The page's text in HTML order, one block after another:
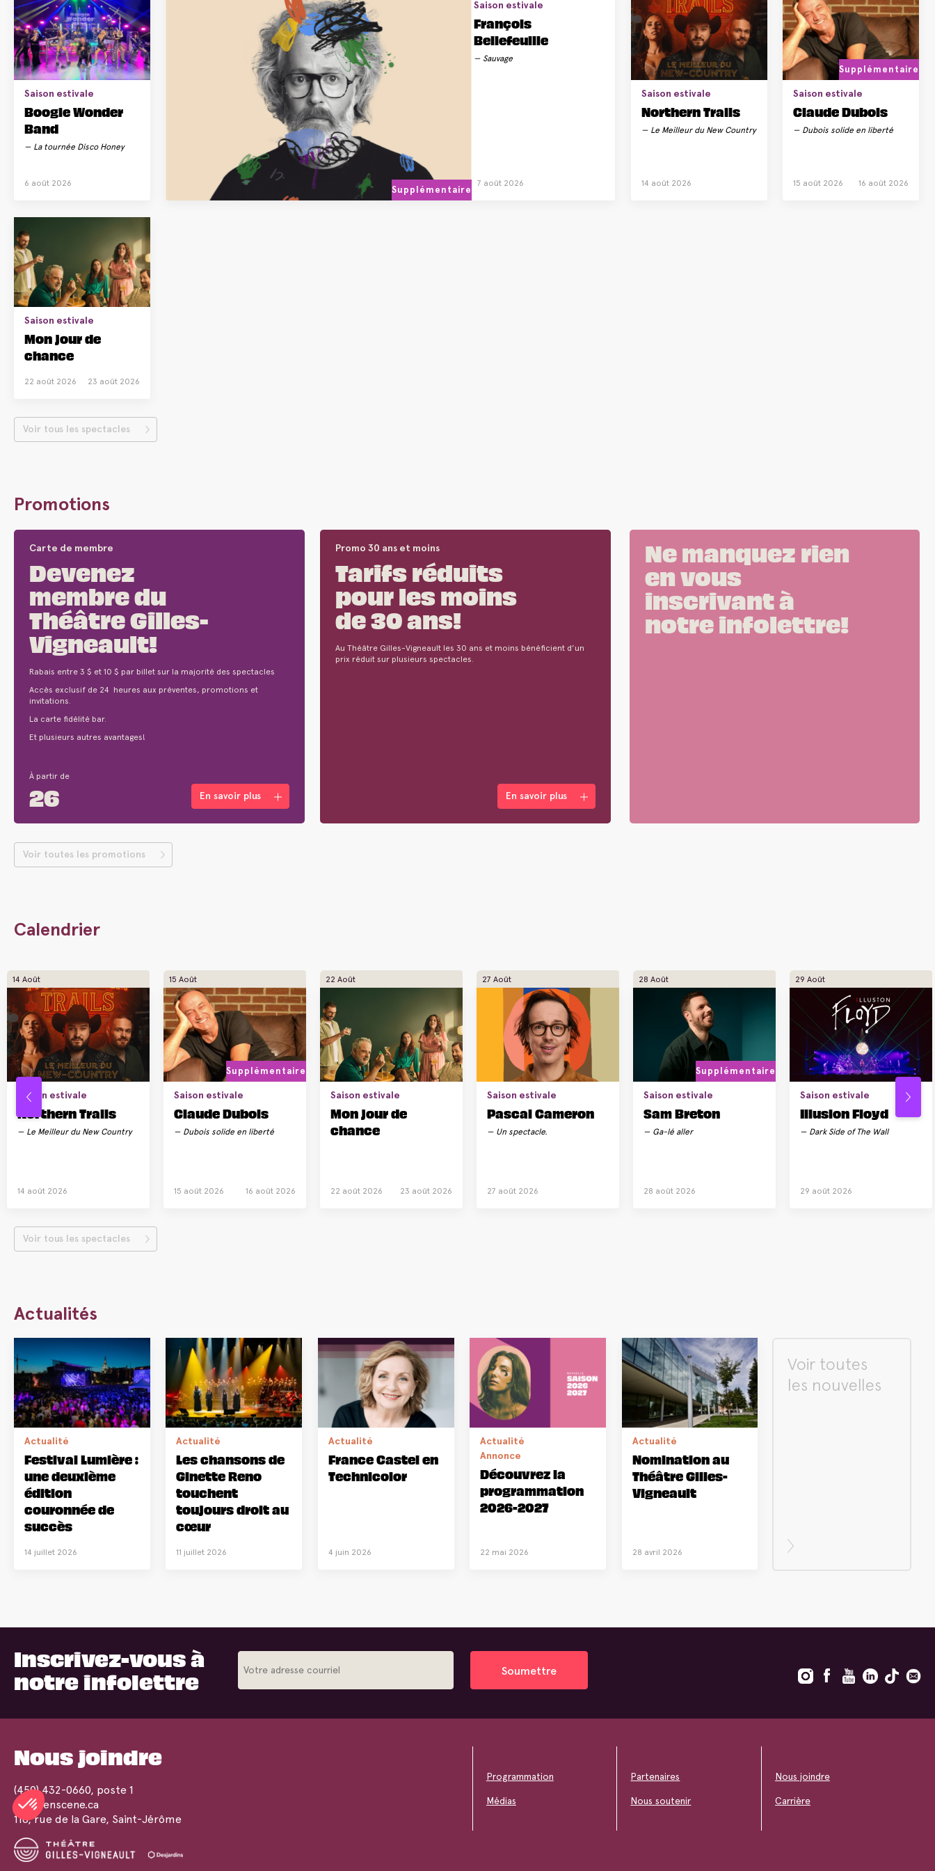
Saison estivale
Boogie Wonder
Band
La tournée Disco Honey
6 août 2026
Supplémentaire
Saison estivale
François
Bellefeuille
Sauvage
7 août 2026
Saison estivale
Northern Trails
Le Meilleur du New Country
14 août 2026
Supplémentaire
Saison estivale
Claude Dubois
Dubois solide en liberté
15 août 2026 16 août 2026
Saison estivale
Mon jour de
chance
22 août 2026 23 août 2026
Voir tous les spectacles
Promotions
Carte de membre
Devenez
membre du
Théâtre Gilles-
Vigneault!
Rabais entre 3 $ et 10 $ par billet sur la majorité des spectacles
Accès exclusif de 24 heures aux préventes, promotions et
invitations.
La carte fidélité bar.
Et plusieurs autres avantages!
À partir de
26 En savoir plus
Promo 30 ans et moins
Tarifs réduits
pour les moins
de 30 ans!
Au Théâtre Gilles-Vigneault les 30 ans et moins bénéficient d’un
prix réduit sur plusieurs spectacles.
En savoir plus
Ne manquez rien
en vous
inscrivant à
notre infolettre!
Voir toutes les promotions
Calendrier
14 Août
Saison estivale
Northern Trails
Le Meilleur du New Country
14 août 2026
15 Août
Supplémentaire
Saison estivale
Claude Dubois
Dubois solide en liberté
15 août 2026 16 août 2026
22 Août
Saison estivale
Mon jour de
chance
22 août 2026 23 août 2026
27 Août
Saison estivale
Pascal Cameron
Un spectacle.
27 août 2026
28 Août
Supplémentaire
Saison estivale
Sam Breton
Ga-lé aller
28 août 2026
29 Août
Saison estivale
Illusion Floyd
Dark Side of The Wall
29 août 2026
Voir tous les spectacles
Actualités
Actualité
Festival Lumière :
une deuxième
édition
couronnée de
succès
14 juillet 2026
Actualité
Les chansons de
Ginette Reno
touchent
toujours droit au
cœur
11 juillet 2026
Actualité
France Castel en
Technicolor
4 juin 2026
Actualité
Annonce
Découvrez la
programmation
2026-2027
22 mai 2026
Actualité
Nomination au
Théâtre Gilles-
Vigneault
28 avril 2026
Voir toutes
les nouvelles
Inscrivez-vous à
notre infolettre
Soumettre
Nous joindre
(450) 432-0660, poste 1
info@enscene.ca
118, rue de la Gare, Saint-Jérôme
Programmation
Médias
Partenaires
Nous soutenir
Nous joindre
Carrière